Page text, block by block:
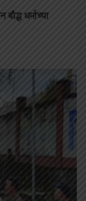
धर्माच्या